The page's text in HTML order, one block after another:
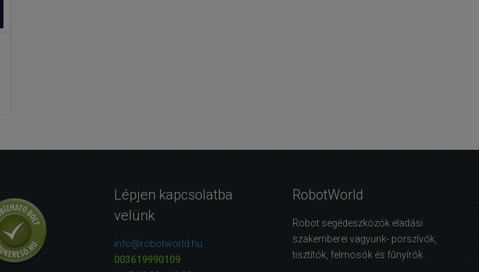
Lépjen kapcsolatba
velünk
info@robotworld.hu
003619990109
RobotWorld
Robot segédeszközök eladási
szakemberei vagyunk- porszívók,
tisztítók, felmosók és fűnyírók.